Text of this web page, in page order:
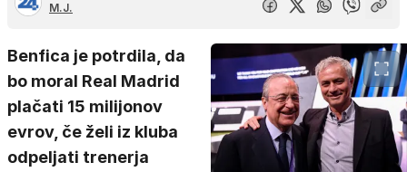
M.J.
Benfica je potrdila, da
bo moral Real Madrid
plačati 15 milijonov
evrov, če želi iz kluba
odpeljati trenerja